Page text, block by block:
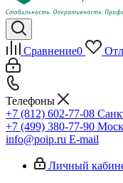
Сравнение0
Телефоны
+7 (812) 602-77-08
+7 (499) 380-77-90
info@poip.ru E-mail
Личный